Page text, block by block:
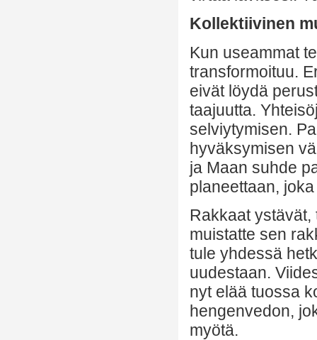
Kollektiivinen
Kun useammat
transformoituu.
eivät löydä
taajuutta.
selviytymisen.
hyväksymisen
ja Maan suhde
planeettaan,
Rakkaat
muistatte sen
tule yhdessä
uudestaan.
nyt elää tuossa
hengenvedon,
myötä.